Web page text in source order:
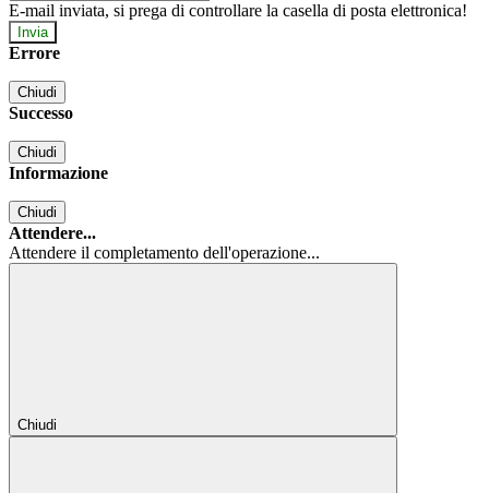
E-mail inviata, si prega di controllare la casella di posta elettronica!
Errore
Chiudi
Successo
Chiudi
Informazione
Chiudi
Attendere...
Attendere il completamento dell'operazione...
Chiudi